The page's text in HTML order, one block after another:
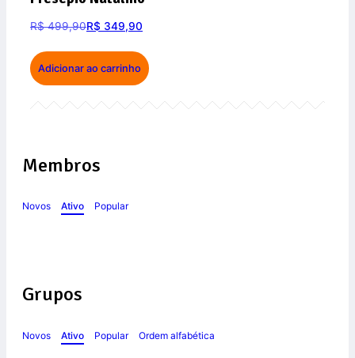
R$499,90R$ 349,90
Adicionar ao carrinho
Membros
Novos Ativo Popular
Grupos
Novos Ativo Popular Ordem alfabética